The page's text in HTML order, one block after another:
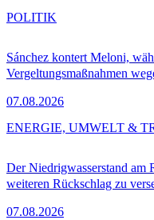
Sánchez kontert Meloni,
Vergeltungsmaßnahmen
07.08.2026
POLITIK
Der Niedrigwasserstand am
weiteren Rückschlag zu
07.08.2026
ENERGIE, UMWELT &